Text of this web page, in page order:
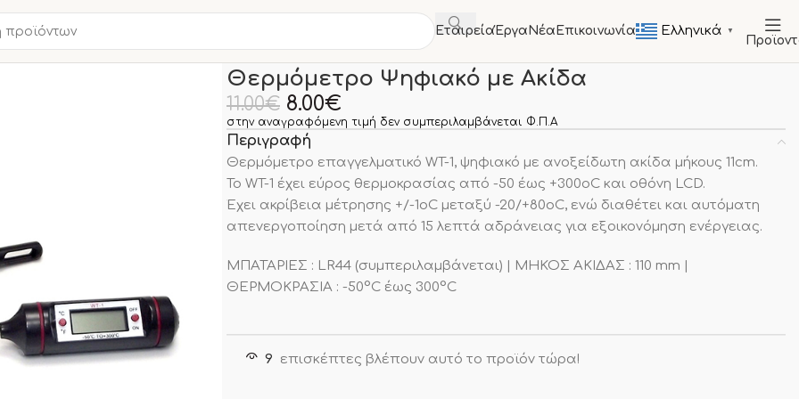
Εταιρεία Έργα Νέα Επικοινωνία Ελληνικά ▼
Θερμόμετρο Ψηφιακό με Ακίδα
11.00€ 8.00€
στην αναγραφόμενη τιμή δεν συμπεριλαμβάνεται Φ.Π.Α
Περιγραφή
Θερμόμετρο επαγγελματικό WT-1, ψηφιακό με ανοξείδωτη ακίδα μήκους 11cm.
Το WT-1 έχει εύρος θερμοκρασίας από -50 έως +300οC και οθόνη LCD.
Έχει ακρίβεια μέτρησης +/-1οC μεταξύ -20/+80οC, ενώ διαθέτει και αυτόματη
απενεργοποίηση μετά από 15 λεπτά αδράνειας για εξοικονόμηση ενέργειας.
ΜΠΑΤΑΡΙΕΣ : LR44 (συμπεριλαμβάνεται) | ΜΗΚΟΣ ΑΚΙΔΑΣ : 110 mm |
ΘΕΡΜΟΚΡΑΣΙΑ : -50°C έως 300°C
9 επισκέπτες βλέπουν αυτό το προϊόν τώρα!